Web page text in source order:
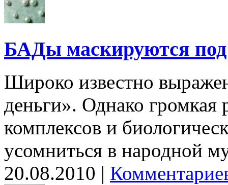
БАДы маскируются
Широко известно
деньги». Однако
комплексов и
усомниться в народной
20.08.2010 |